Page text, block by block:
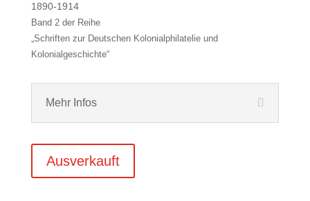
1890-1914
Band 2 der Reihe
„Schriften zur Deutschen Kolonialphilatelie und
Kolonialgeschichte“
Mehr Infos
Ausverkauft